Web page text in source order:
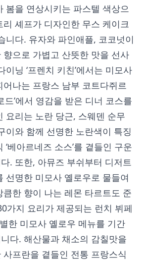
봄을 연상시키는 파스텔 색상으
리 셰프가 디자인한 무스 케이크
니다. 유자와 파인애플, 코코넛이
향으로 가볍고 산뜻한 맛을 선사
이닝 ‘프렌치 키친’에서는 미모사
어나는 프랑스 남부 코트다쥐르
드’에서 영감을 받은 디너 코스를
요리는 노란 당근, 스웨덴 순무
이와 함께 선명한 노란색이 특징
‘베아르네즈 소스’를 곁들인 구운
. 또한, 아뮤즈 부쉬부터 디저트
선명한 미모사 옐로우로 물들여
큼한 향이 나는 레몬 타르트도 준
가지 요리가 제공되는 런치 뷔페
한 미모사 옐로우 메뉴를 기간
다. 해산물과 채소의 감칠맛을
프란을 곁들인 전통 프랑스식